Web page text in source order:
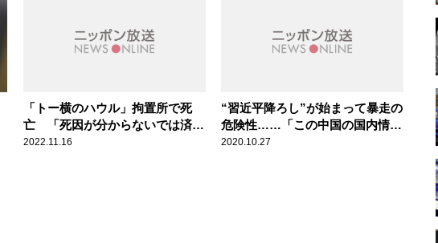
「トー横のハウル」拘置所で死
亡 「死因が分からないでは済ま
されない」辛坊治郎が指摘
2022.11.16
“習近平降ろし”が始まって暴走の
危険性……「この中国の国内情勢
の分析はすごく面白い」辛坊治郎
2020.10.27